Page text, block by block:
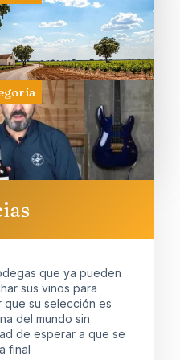
que ya pueden
sus vinos para
que su selección es
del mundo sin
de esperar a que se
final